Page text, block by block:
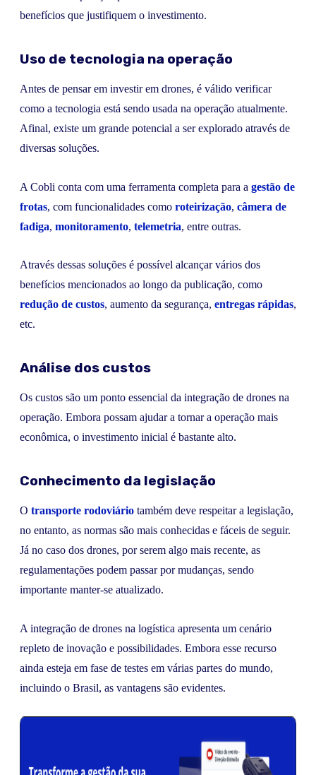
benefícios que justifiquem o investimento.
Uso de tecnologia na operação
Antes de pensar em investir em drones, é válido verificar
como a tecnologia está sendo usada na operação atualmente.
Afinal, existe um grande potencial a ser explorado através de
diversas soluções.
A Cobli conta com uma ferramenta completa para a gestão de
frotas, com funcionalidades como roteirização, câmera de
fadiga, monitoramento, telemetria, entre outras.
Através dessas soluções é possível alcançar vários dos
benefícios mencionados ao longo da publicação, como
redução de custos, aumento da segurança, entregas rápidas,
etc.
Análise dos custos
Os custos são um ponto essencial da integração de drones na
operação. Embora possam ajudar a tornar a operação mais
econômica, o investimento inicial é bastante alto.
Conhecimento da legislação
O transporte rodoviário também deve respeitar a legislação,
no entanto, as normas são mais conhecidas e fáceis de seguir.
Já no caso dos drones, por serem algo mais recente, as
regulamentações podem passar por mudanças, sendo
importante manter-se atualizado.
A integração de drones na logística apresenta um cenário
repleto de inovação e possibilidades. Embora esse recurso
ainda esteja em fase de testes em várias partes do mundo,
incluindo o Brasil, as vantagens são evidentes.